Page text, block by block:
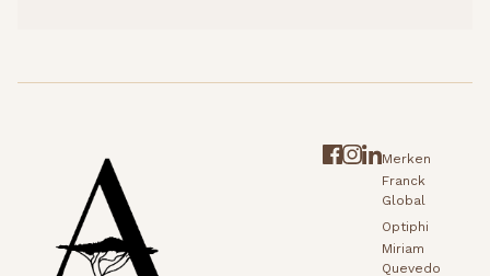
Merken
Franck
Global
Optiphi
Miriam
Quevedo